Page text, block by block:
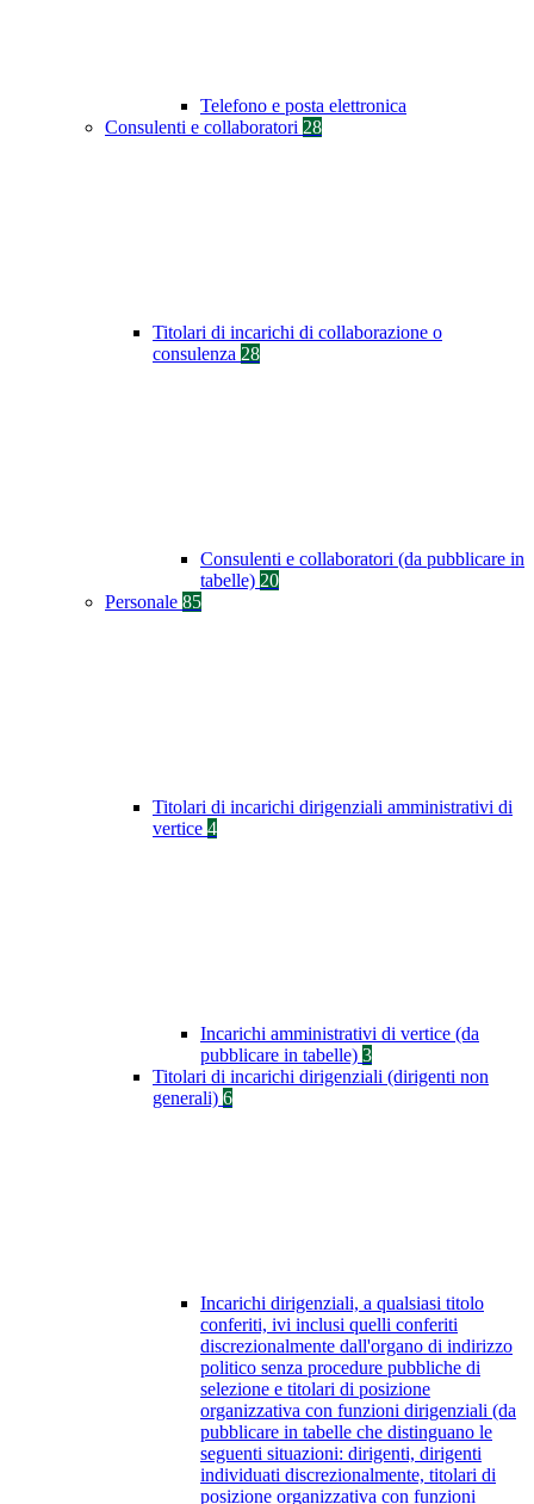
Telefono e posta elettronica
Consulenti e collaboratori 28
Titolari di incarichi di collaborazione o
consulenza 28
Consulenti e collaboratori (da pubblicare in
tabelle) 20
Personale 85
Titolari di incarichi dirigenziali amministrativi di
vertice 4
Incarichi amministrativi di vertice (da
pubblicare in tabelle) 3
Titolari di incarichi dirigenziali (dirigenti non
generali) 6
Incarichi dirigenziali, a qualsiasi titolo
conferiti, ivi inclusi quelli conferiti
discrezionalmente dall'organo di indirizzo
politico senza procedure pubbliche di
selezione e titolari di posizione
organizzativa con funzioni dirigenziali (da
pubblicare in tabelle che distinguano le
seguenti situazioni: dirigenti, dirigenti
individuati discrezionalmente, titolari di
posizione organizzativa con funzioni